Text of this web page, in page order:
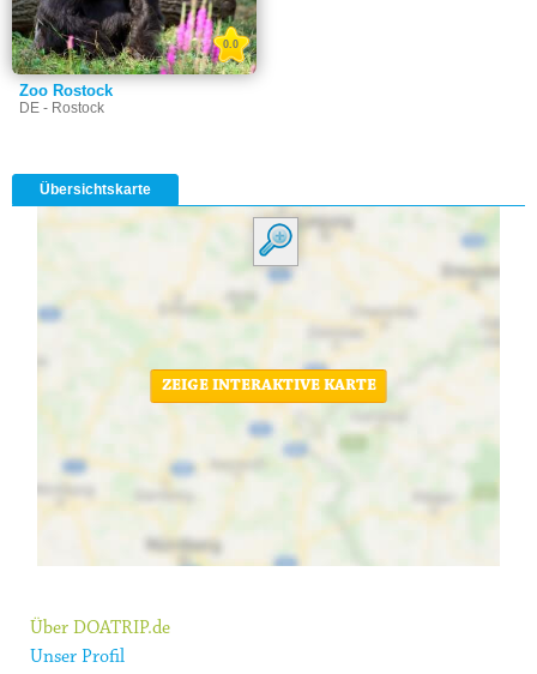
Zoo Rostock
DE - Rostock
0.0
Übersichtskarte
ZEIGE INTERAKTIVE KARTE
Über DOATRIP.de
Unser Profil